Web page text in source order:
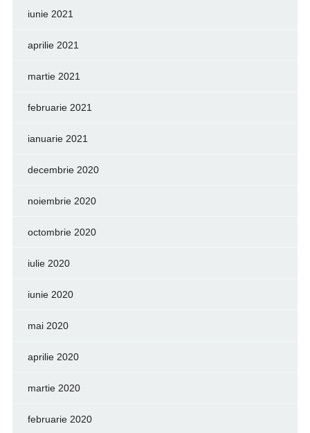
iunie 2021
aprilie 2021
martie 2021
februarie 2021
ianuarie 2021
decembrie 2020
noiembrie 2020
octombrie 2020
iulie 2020
iunie 2020
mai 2020
aprilie 2020
martie 2020
februarie 2020